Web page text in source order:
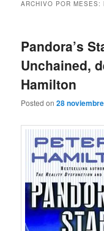
ARCHIVO POR MESES:
Pandora’s
Unchained,
Hamilton
Posted on28